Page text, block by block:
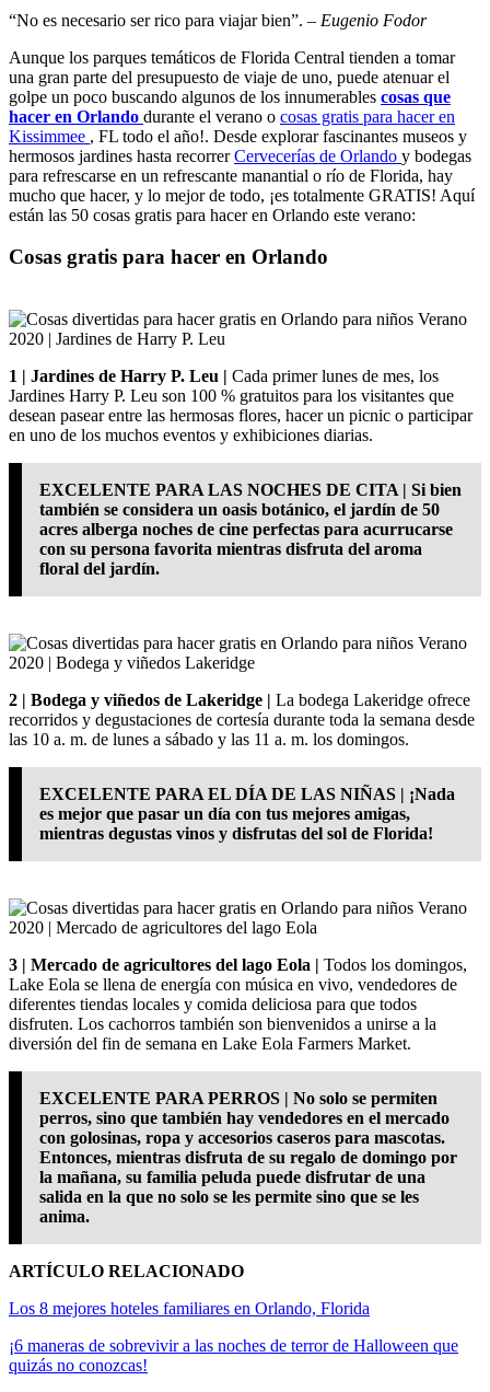
“No es necesario ser rico para viajar bien”. – Eugenio Fodor
Aunque los parques temáticos de Florida Central tienden a tomar
una gran parte del presupuesto de viaje de uno, puede atenuar el
golpe un poco buscando algunos de los innumerables cosas que
hacer en Orlando durante el verano o cosas gratis para hacer en
Kissimmee , FL todo el año!. Desde explorar fascinantes museos y
hermosos jardines hasta recorrerCervecerías de Orlando y bodegas
para refrescarse en un refrescante manantial o río de Florida, hay
mucho que hacer, y lo mejor de todo, ¡es totalmente GRATIS! Aquí
están las 50 cosas gratis para hacer en Orlando este verano:
Cosas gratis para hacer en Orlando
1 | Jardines de Harry P. Leu | Cada primer lunes de mes, los
Jardines Harry P. Leu son 100 % gratuitos para los visitantes que
desean pasear entre las hermosas flores, hacer un picnic o participar
en uno de los muchos eventos y exhibiciones diarias.
EXCELENTE PARA LAS NOCHES DE CITA | Si bien
también se considera un oasis botánico, el jardín de 50
acres alberga noches de cine perfectas para acurrucarse
con su persona favorita mientras disfruta del aroma
floral del jardín.
2 | Bodega y viñedos de Lakeridge | La bodega Lakeridge ofrece
recorridos y degustaciones de cortesía durante toda la semana desde
las 10 a. m. de lunes a sábado y las 11 a. m. los domingos.
EXCELENTE PARA EL DÍA DE LAS NIÑAS | ¡Nada
es mejor que pasar un día con tus mejores amigas,
mientras degustas vinos y disfrutas del sol de Florida!
3 | Mercado de agricultores del lago Eola | Todos los domingos,
Lake Eola se llena de energía con música en vivo, vendedores de
diferentes tiendas locales y comida deliciosa para que todos
disfruten. Los cachorros también son bienvenidos a unirse a la
diversión del fin de semana en Lake Eola Farmers Market.
EXCELENTE PARA PERROS | No solo se permiten
perros, sino que también hay vendedores en el mercado
con golosinas, ropa y accesorios caseros para mascotas.
Entonces, mientras disfruta de su regalo de domingo por
la mañana, su familia peluda puede disfrutar de una
salida en la que no solo se les permite sino que se les
anima.
ARTÍCULO RELACIONADO
Los 8 mejores hoteles familiares en Orlando, Florida
¡6 maneras de sobrevivir a las noches de terror de Halloween que
quizás no conozcas!